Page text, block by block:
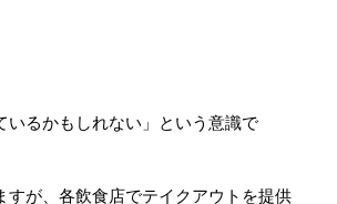
しています！
魚釣り大好き パソコンデータ消去
るかもしれない」という意識で
が、各飲食店でテイクアウトを提供